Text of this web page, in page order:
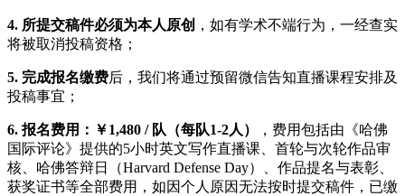
4. 所提交稿件必须为本人原创 ，如有学术不端行为，一经查实
将被取消投稿资格；
5. 完成报名缴费后，我们将通过预留微信告知直播课程安排及
投稿事宜；
6. 报名费用：￥1,480 / 队（每队1-2人）
，费用包括由《哈佛
国际评论》提供的5小时英文写作直播课、首轮与次轮作品审
核、哈佛答辩日（Harvard Defense Day）、作品提名与表彰、
获奖证书等全部费用，如因个人原因无法按时提交稿件，已缴